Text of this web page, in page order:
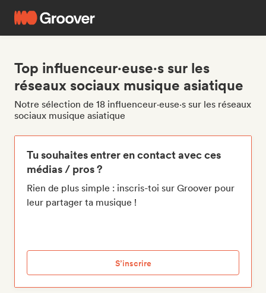
Top influenceur·euse·s sur les
réseaux sociaux musique asiatique
Notre sélection de 18 influenceur·euse·s sur les réseaux
sociaux musique asiatique
Tu souhaites entrer en contact avec ces
médias / pros ?
Rien de plus simple : inscris-toi sur Groover pour
leur partager ta musique !
S’inscrire